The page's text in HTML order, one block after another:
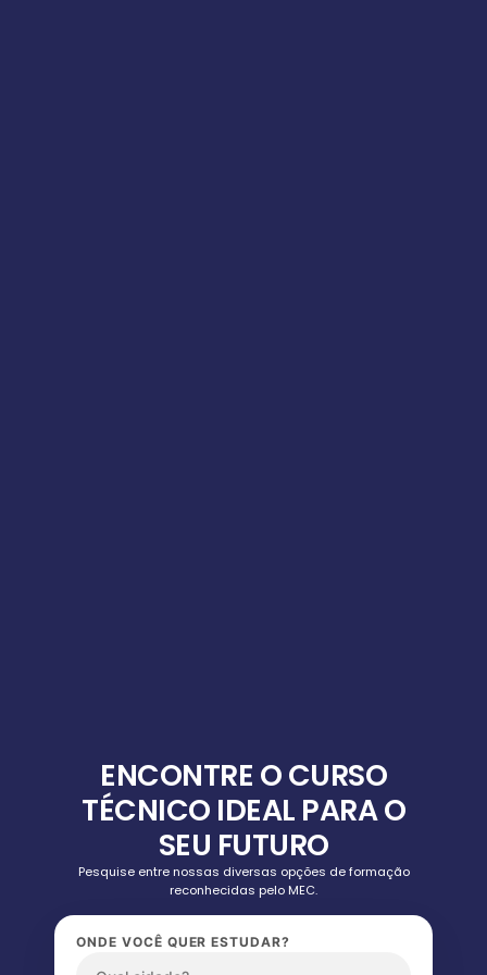
ENCONTRE O CURSO
TÉCNICO IDEAL PARA O
SEU FUTURO
Pesquise entre nossas diversas opções de formação
reconhecidas pelo MEC.
ONDE VOCÊ QUER ESTUDAR?